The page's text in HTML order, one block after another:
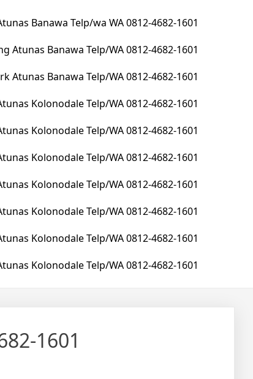
Banawa Telp/wa WA 0812-4682-1601
Atunas Banawa Telp/WA 0812-4682-1601
Banawa Telp/WA 0812-4682-1601
Kolonodale Telp/WA 0812-4682-1601
Kolonodale Telp/WA 0812-4682-1601
Kolonodale Telp/WA 0812-4682-1601
Kolonodale Telp/WA 0812-4682-1601
Kolonodale Telp/WA 0812-4682-1601
Kolonodale Telp/WA 0812-4682-1601
Kolonodale Telp/WA 0812-4682-1601
1601